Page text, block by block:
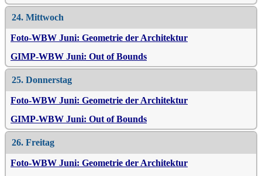
24. Mittwoch
Foto-WBW Juni: Geometrie der Architektur
GIMP-WBW Juni: Out of Bounds
25. Donnerstag
Foto-WBW Juni: Geometrie der Architektur
GIMP-WBW Juni: Out of Bounds
26. Freitag
Foto-WBW Juni: Geometrie der Architektur